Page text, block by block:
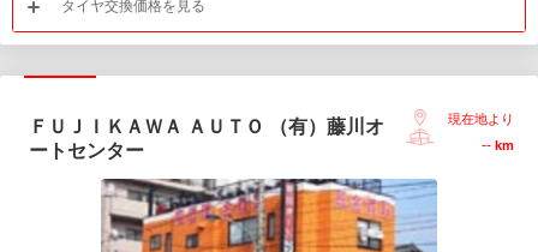
タイヤ交換価格を見る
ＦＵＪＩＫＡＷＡ ＡＵＴＯ （有）藤川オ
ートセンター
現在地より
-- km